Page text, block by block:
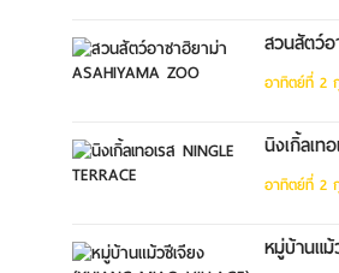
สวนสัตว์
อาทิตย์ที่ 2
นิงเกิ้ลเท
อาทิตย์ที่ 2
หมู่บ้านแม้